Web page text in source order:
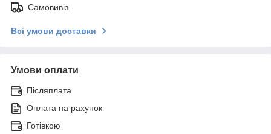
Самовивіз
Всі умови доставки
Умови оплати
Післяплата
Оплата на рахунок
Готівкою